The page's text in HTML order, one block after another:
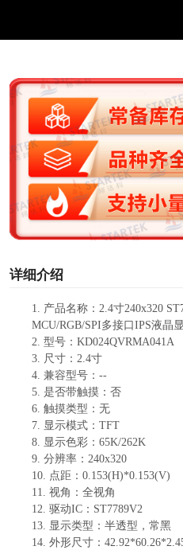
V
i
d
e
o
详细介绍
1. 产品名称： 2.4寸240x320
MCU/RGB/SPI多接口IPS液晶
2. 型号： KD024QVRMA041A
3. 尺寸： 2.4寸
4. 兼容型号： --
5. 是否带触摸： 否
6. 触摸类型： 无
7. 显示模式： TFT
8. 显示色彩： 65K/262K
9. 分辨率： 240x320
10. 点距： 0.153(H)*0.153(V)
11. 视角：全视角
12. 驱动IC：ST7789V2
13. 显示类型： 半透型，常黑
14. 外形尺寸：